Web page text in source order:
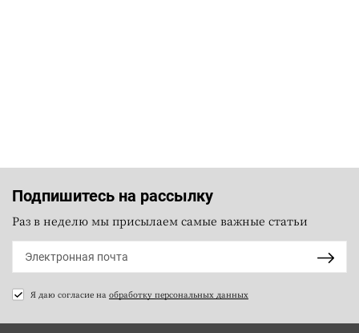
Подпишитесь на рассылку
Раз в неделю мы присылаем самые важные статьи
Я даю согласие на обработку персональных данных